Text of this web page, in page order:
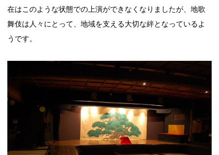
在はこのような状態での上演ができなくなりましたが、地歌
舞伎は人々にとって、地域を支える大切な絆となっているよ
うです。